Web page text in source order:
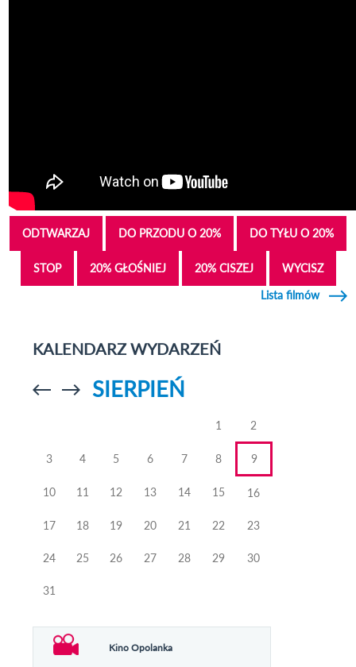
ODTWARZAJ DO PRZODU O 20% DO TYŁU O 20%
STOP 20% GŁOŚNIEJ 20% CISZEJ
WYCISZ
Lista filmów
KALENDARZ WYDARZEŃ
Przejdź doPrzejdź do
SIERPIEŃ
1 2
3 4 5 6 7 8 9
10 11 12 13 14 15 16
17 18 19 20 21 22 23
24 25 26 27 28 29 30
31
Kino Opolanka